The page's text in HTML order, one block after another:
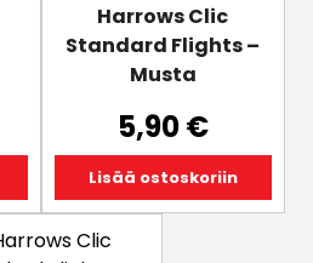
Harrows Clic
Standard Flights –
Musta
5,90€
Lisää ostoskoriin